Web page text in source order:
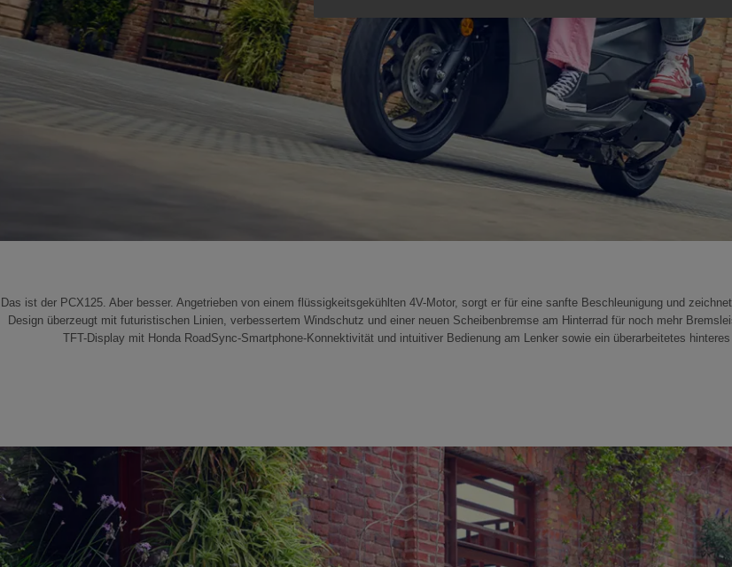
Das ist der PCX125. Aber besser. Angetrieben von einem flüssigkeitsgekühlten 4V-Motor, sorgt er für eine sanfte Beschleunigung und
Design überzeugt mit futuristischen Linien, verbessertem Windschutz und einer neuen Scheibenbremse am Hinterrad für noch mehr
TFT-Display mit Honda RoadSync-Smartphone-Konnektivität und intuitiver Bedienung am Lenker sowie ein überarbeitetes